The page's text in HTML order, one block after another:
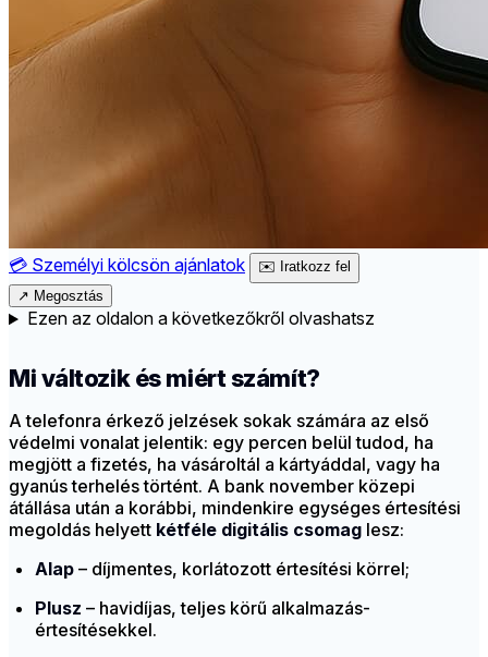
💳 Személyi kölcsön ajánlatok ✉️ Iratkozz fel
↗ Megosztás
Ezen az oldalon a következőkről olvashatsz
Mi változik és miért számít?
A telefonra érkező jelzések sokak számára az első
védelmi vonalat jelentik: egy percen belül tudod, ha
megjött a fizetés, ha vásároltál a kártyáddal, vagy ha
gyanús terhelés történt. A bank november közepi
átállása után a korábbi, mindenkire egységes értesítési
megoldás helyett kétféle digitális csomag lesz:
Alap – díjmentes, korlátozott értesítési körrel;
Plusz – havidíjas, teljes körű alkalmazás-
értesítésekkel.